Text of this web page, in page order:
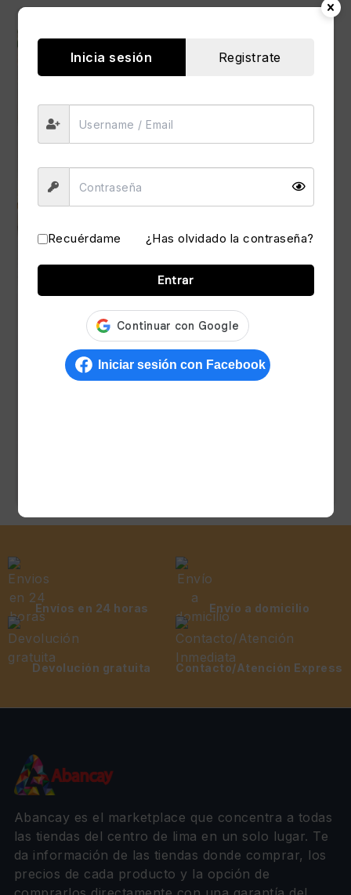
Envíos en 24 horas Envío a domicilio
Devolución gratuita Contacto/Atención Express
Abancay es el marketplace que concentra a todas
las tiendas del centro de lima en un solo lugar. Te
da información de las tiendas donde comprar, los
precios de cada producto y la opción de
Inicia sesión Registrate
Recuérdame ¿Has olvidado la contraseña?
Entrar